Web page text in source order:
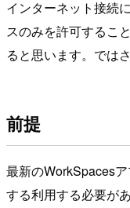
インターネット接続
スのみを許可するこ
ると思います。では
前提
最新のWorkSpaces
する利用する必要が